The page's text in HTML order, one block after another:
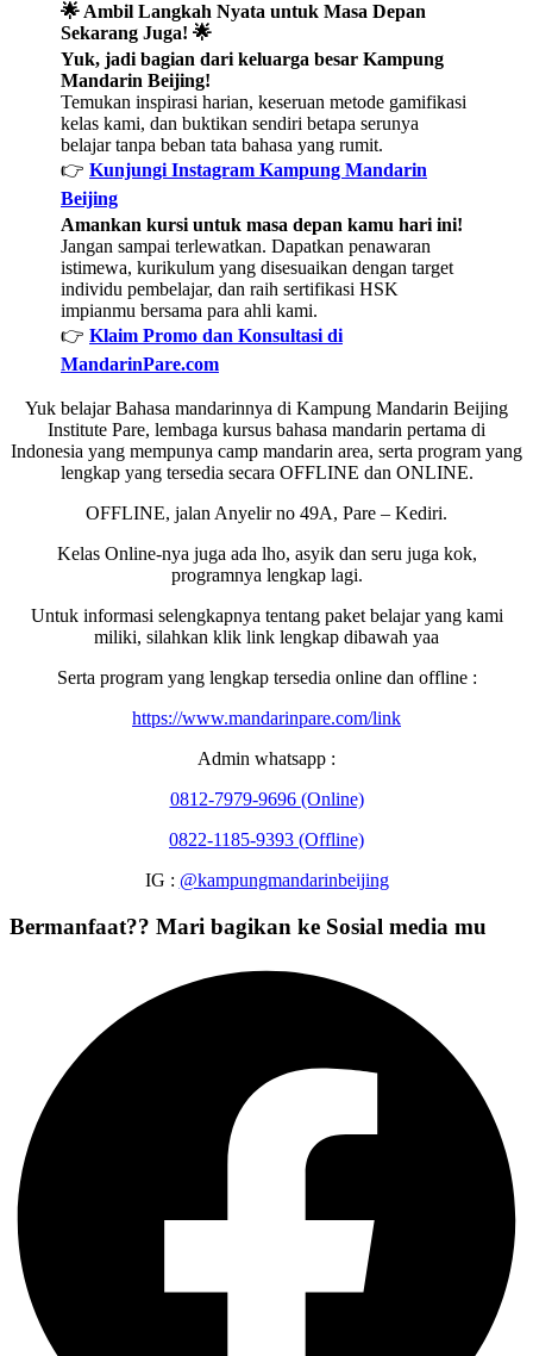
🌟 Ambil Langkah Nyata untuk Masa Depan
Sekarang Juga! 🌟
Yuk, jadi bagian dari keluarga besar Kampung
Mandarin Beijing!
Temukan inspirasi harian, keseruan metode gamifikasi
kelas kami, dan buktikan sendiri betapa serunya
belajar tanpa beban tata bahasa yang rumit.
👉 Kunjungi Instagram Kampung Mandarin
Beijing
Amankan kursi untuk masa depan kamu hari ini!
Jangan sampai terlewatkan. Dapatkan penawaran
istimewa, kurikulum yang disesuaikan dengan target
individu pembelajar, dan raih sertifikasi HSK
impianmu bersama para ahli kami.
👉 Klaim Promo dan Konsultasi di
MandarinPare.com
Yuk belajar Bahasa mandarinnya di Kampung Mandarin Beijing
Institute Pare, lembaga kursus bahasa mandarin pertama di
Indonesia yang mempunya camp mandarin area, serta program yang
lengkap yang tersedia secara OFFLINE dan ONLINE.
OFFLINE, jalan Anyelir no 49A, Pare – Kediri.
Kelas Online-nya juga ada lho, asyik dan seru juga kok,
programnya lengkap lagi.
Untuk informasi selengkapnya tentang paket belajar yang kami
miliki, silahkan klik link lengkap dibawah yaa
Serta program yang lengkap tersedia online dan offline :
https://www.mandarinpare.com/link
Admin whatsapp :
0812-7979-9696 (Online)
0822-1185-9393 (Offline)
IG : @kampungmandarinbeijing
Bermanfaat?? Mari bagikan ke Sosial media mu